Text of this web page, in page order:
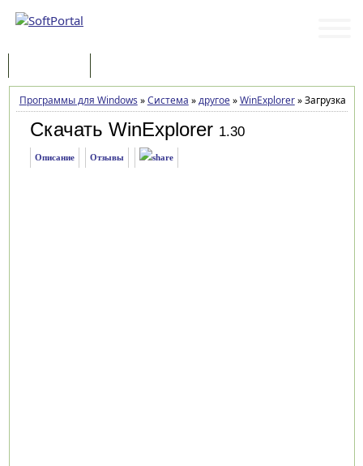
Программы для Windows »Система »другое»WinExplorer»Загрузка
Скачать WinExplorer 1.30
Описание Отзывы